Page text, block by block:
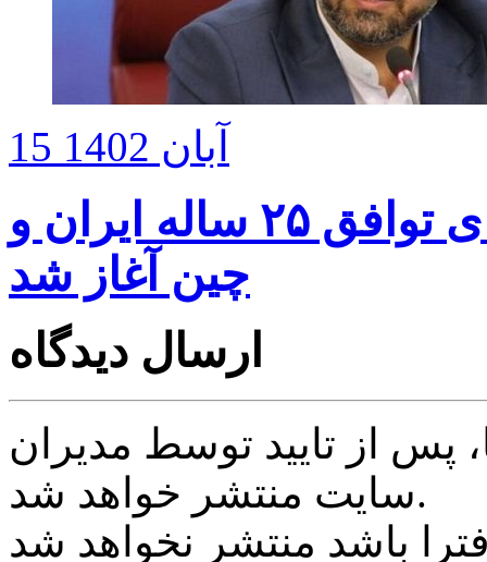
15 آبان 1402
دومین گام اجرای پروژه‌های توافق ۲۵ ساله ایران و
چین آغاز شد
ارسال دیدگاه
از تایید توسط مدیران
سایت منتشر خواهد شد.